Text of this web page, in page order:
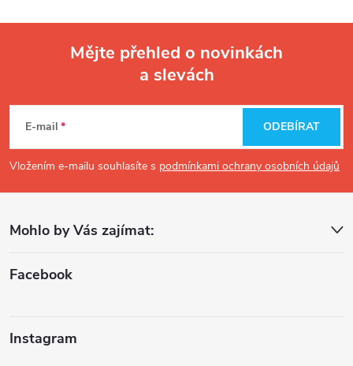
p
Mějte přehled o novinkách
a slevách
E-mail
Vložením e-mailu souhlasíte s podmínkami ochrany osobních údajů
ODEBÍRAT
Mohlo by Vás zajímat:
Facebook
Instagram